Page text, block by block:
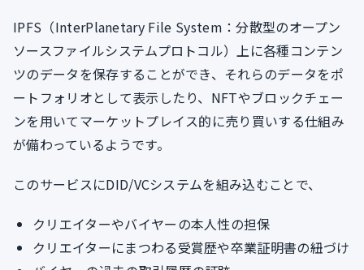
IPFS（InterPlanetary File System：分散型のオープン
ソースファイルシステムプロトコル）上に各種コンテン
ツのデータを保存することができ、それらのデータをポ
ートフォリオとして表示したり、NFTやブロックチェー
ンを用いてマーケットプレイス的に売り買いする仕組み
が備わっているようです。
このサービスにDID/VCシステムを組み込むことで、
クリエイターやバイヤーの本人性の担保
クリエイターにまつわる受賞歴や卒業証明書の紐づけ